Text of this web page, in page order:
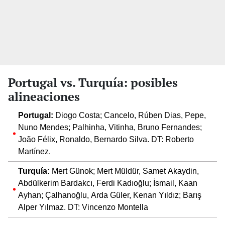
Portugal vs. Turquía: posibles
alineaciones
Portugal: Diogo Costa; Cancelo, Rúben Dias, Pepe,
Nuno Mendes; Palhinha, Vitinha, Bruno Fernandes;
João Félix, Ronaldo, Bernardo Silva. DT: Roberto
Martínez.
Turquía: Mert Günok; Mert Müldür, Samet Akaydin,
Abdülkerim Bardakcı, Ferdi Kadıoğlu; İsmail, Kaan
Ayhan; Çalhanoğlu, Arda Güler, Kenan Yıldız; Barış
Alper Yılmaz. DT: Vincenzo Montella